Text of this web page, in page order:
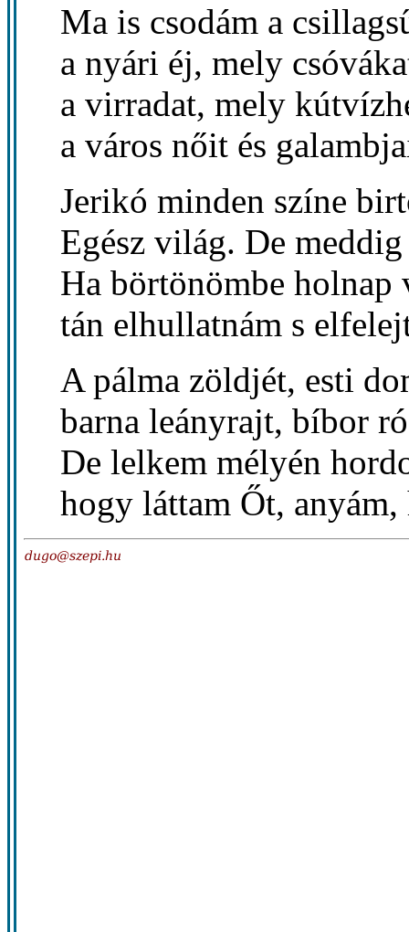
Ma is csodám a
a nyári éj, mely
a virradat, mely
a város nőit és
Jerikó minden színe
Egész világ. De
Ha börtönömbe holnap
tán elhullatnám s
A pálma zöldjét, esti
barna leányrajt, bíbor
De lelkem mélyén
hogy láttam Őt,